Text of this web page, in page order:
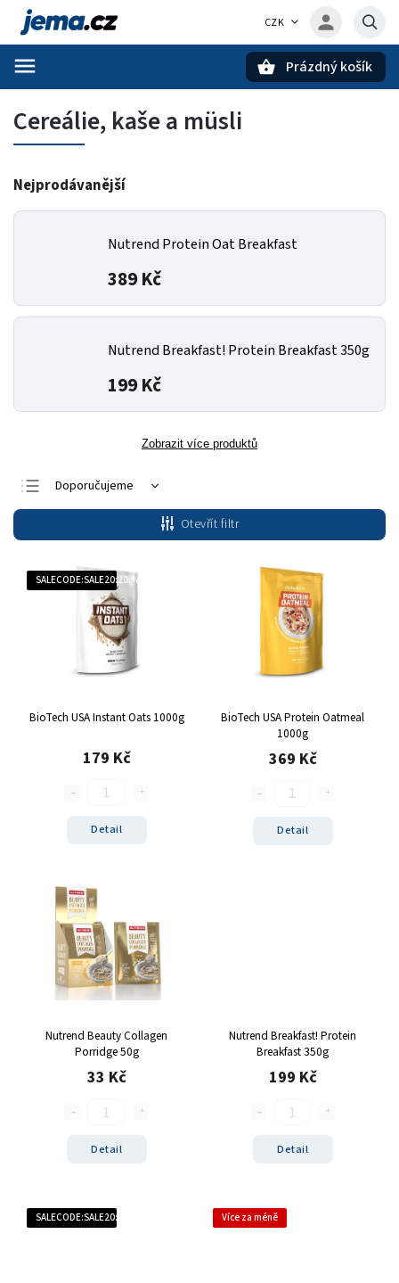
CZK
Prázdný košík
Cereálie, kaše a müsli
Nejprodávanější
Nutrend Protein Oat Breakfast
389 Kč
Nutrend Breakfast! Protein Breakfast 350g
199 Kč
Zobrazit více produktů
Doporučujeme
Nejlevnější
Nejdražší
Nejprodávanější
Abecedně
Otevřít filtr
SALECODE:SALE20:20:%
BioTech USA Instant Oats 1000g
179 Kč
Detail
BioTech USA Protein Oatmeal
1000g
369 Kč
Detail
Nutrend Beauty Collagen
Porridge 50g
33 Kč
Detail
Nutrend Breakfast! Protein
Breakfast 350g
199 Kč
Detail
SALECODE:SALE20:20:% Více za méně